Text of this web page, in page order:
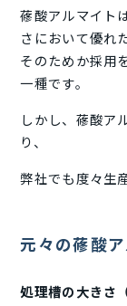
蓚酸アルマイト
さにおいて優れ
そのためか採用
一種です。
しかし、蓚酸ア
り、
弊社でも度々生
元々の蓚酸
処理槽の大きさ